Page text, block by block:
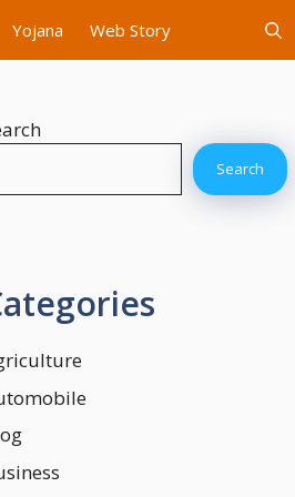
Yojana Web Story
Search